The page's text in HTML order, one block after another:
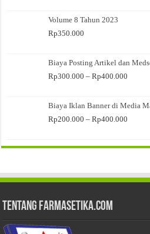
Volume 8 Tahun 2023
Rp350.000
Biaya Posting Artikel dan
Rp300.000 – Rp400.000
hingga
Biaya Iklan Banner di Media
Rp200.000 – Rp400.000
hingga
Tentang Farmasetika.com